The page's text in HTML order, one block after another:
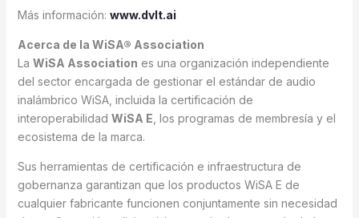
Más información: www.dvlt.ai
Acerca de la WiSA® Association
La WiSA Association es una organización independiente
del sector encargada de gestionar el estándar de audio
inalámbrico WiSA, incluida la certificación de
interoperabilidad WiSA E , los programas de membresía y el
ecosistema de la marca.
Sus herramientas de certificación e infraestructura de
gobernanza garantizan que los productos WiSA E de
cualquier fabricante funcionen conjuntamente sin necesidad